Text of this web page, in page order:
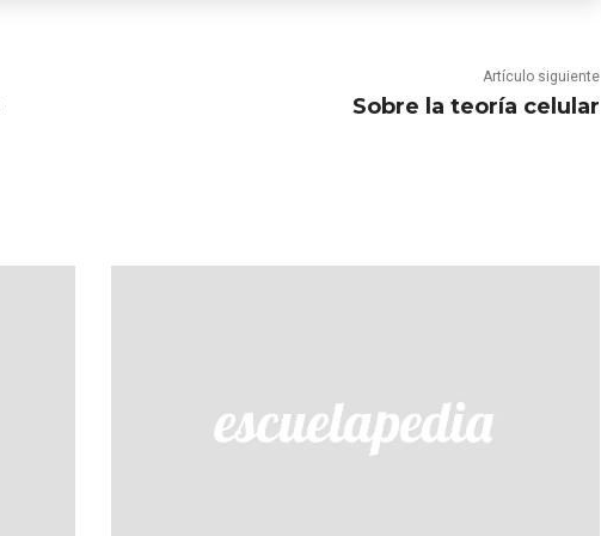
Artículo siguiente
Sobre la teoría celular